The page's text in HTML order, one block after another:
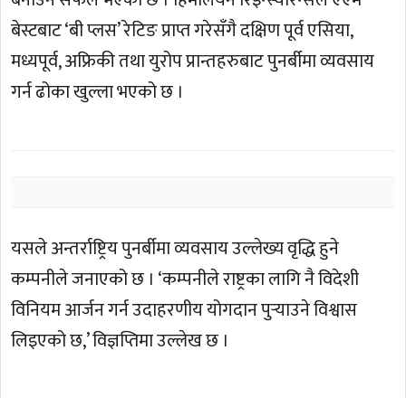
बेस्टबाट ‘बी प्लस’ रेटिङ प्राप्त गरेसँगै दक्षिण पूर्व एसिया,
मध्यपूर्व, अफ्रिकी तथा युरोप प्रान्तहरुबाट पुनर्बीमा व्यवसाय
गर्न ढोका खुल्ला भएको छ ।
यसले अन्तर्राष्ट्रिय पुनर्बीमा व्यवसाय उल्लेख्य वृद्धि हुने
कम्पनीले जनाएको छ । ‘कम्पनीले राष्ट्रका लागि नै विदेशी
विनियम आर्जन गर्न उदाहरणीय योगदान पुर्‍याउने विश्वास
लिइएको छ,’ विज्ञप्तिमा उल्लेख छ ।